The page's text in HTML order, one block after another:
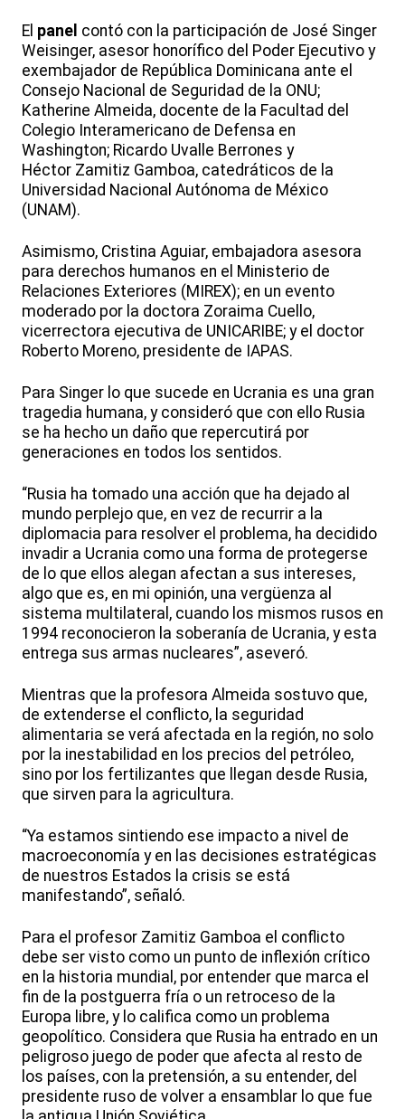
El panel contó con la participación de José Singer
Weisinger, asesor honorífico del Poder Ejecutivo y
exembajador de República Dominicana ante el
Consejo Nacional de Seguridad de la ONU;
Katherine Almeida, docente de la Facultad del
Colegio Interamericano de Defensa en
Washington; Ricardo Uvalle Berrones y
Héctor Zamitiz Gamboa, catedráticos de la
Universidad Nacional Autónoma de México
(UNAM).
Asimismo, Cristina Aguiar, embajadora asesora
para derechos humanos en el Ministerio de
Relaciones Exteriores (MIREX); en un evento
moderado por la doctora Zoraima Cuello,
vicerrectora ejecutiva de UNICARIBE; y el doctor
Roberto Moreno, presidente de IAPAS.
Para Singer lo que sucede en Ucrania es una gran
tragedia humana, y consideró que con ello Rusia
se ha hecho un daño que repercutirá por
generaciones en todos los sentidos.
“Rusia ha tomado una acción que ha dejado al
mundo perplejo que, en vez de recurrir a la
diplomacia para resolver el problema, ha decidido
invadir a Ucrania como una forma de protegerse
de lo que ellos alegan afectan a sus intereses,
algo que es, en mi opinión, una vergüenza al
sistema multilateral, cuando los mismos rusos en
1994 reconocieron la soberanía de Ucrania, y esta
entrega sus armas nucleares”, aseveró.
Mientras que la profesora Almeida sostuvo que,
de extenderse el conflicto, la seguridad
alimentaria se verá afectada en la región, no solo
por la inestabilidad en los precios del petróleo,
sino por los fertilizantes que llegan desde Rusia,
que sirven para la agricultura.
“Ya estamos sintiendo ese impacto a nivel de
macroeconomía y en las decisiones estratégicas
de nuestros Estados la crisis se está
manifestando”, señaló.
Para el profesor Zamitiz Gamboa el conflicto
debe ser visto como un punto de inflexión crítico
en la historia mundial, por entender que marca el
fin de la postguerra fría o un retroceso de la
Europa libre, y lo califica como un problema
geopolítico. Considera que Rusia ha entrado en un
peligroso juego de poder que afecta al resto de
los países, con la pretensión, a su entender, del
presidente ruso de volver a ensamblar lo que fue